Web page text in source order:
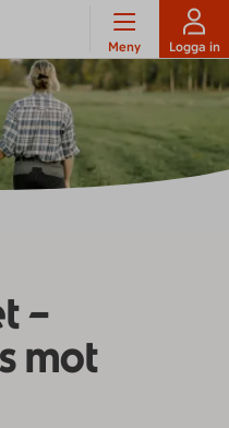
Meny Logga in
–
mot